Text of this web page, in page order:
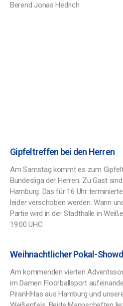
Berend Jonas Hedrich
Gipfeltreffen bei den Herren
Am Samstag kommt es zum
Bundesliga der Herren. Zu Gast
Hamburg. Das für 16 Uhr
leider verschoben werden. Wann
Partie wird in der Stadthalle in
19:00 UHC
Weihnachtlicher Pokal-
Am kommenden vierten
im Damen Floorballsport
PiranHHas aus Hamburg und